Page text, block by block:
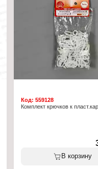
Код:559128
Комплект крючков к
В корзину